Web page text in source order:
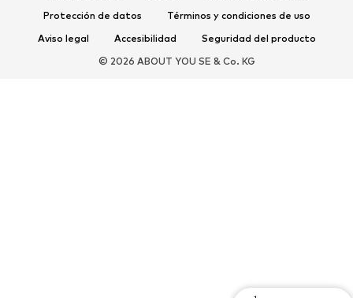
COMPLEMENTOS
Protección de datos
Términos y condiciones de uso
Aviso legal
Accesibilidad
Seguridad del producto
© 2026 ABOUT YOU SE & Co. KG